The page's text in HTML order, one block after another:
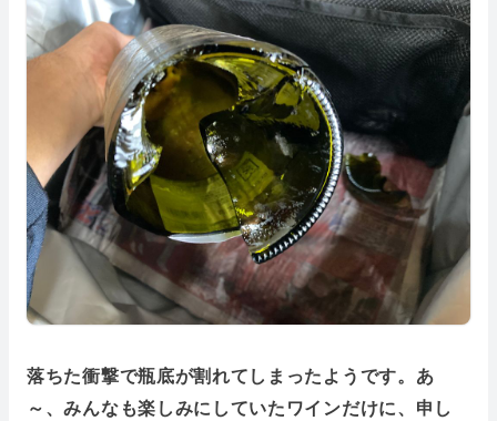
落ちた衝撃で瓶底が割れてしまったようです。あ
～、みんなも楽しみにしていたワインだけに、申し